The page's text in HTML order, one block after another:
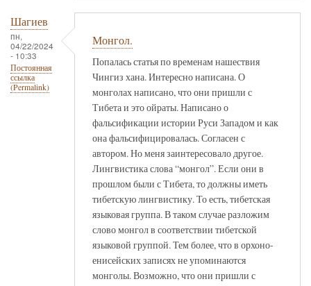
Шагиев
пн,
04/22/2024
- 10:33
Постоянная
ссылка
(Permalink)
Монгол.
Попалась статья по временам нашествия
Чингиз хана. Интересно написана. О
монголах написано, что они пришли с
Тибета и это ойраты. Написано о
фальсификации истории Руси Западом и как
она фальсифицировалась. Согласен с
автором. Но меня заинтересовало другое.
Лингвистика слова “монгол”. Если они в
прошлом были с Тибета, то должны иметь
тибетскую лингвистику. То есть, тибетская
языковая группа. В таком случае разложим
слово монгол в соответствии тибетской
языковой группой. Тем более, что в орхоно-
енисейских записях не упоминаются
монголы. Возможно, что они пришли с